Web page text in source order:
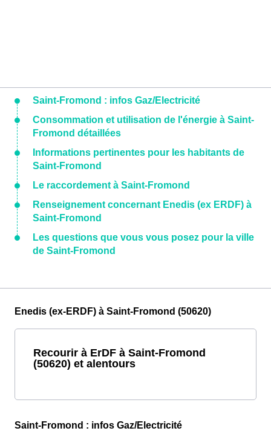
Saint-Fromond : infos Gaz/Electricité
Consommation et utilisation de l'énergie à Saint-
Fromond détaillées
Informations pertinentes pour les habitants de
Saint-Fromond
Le raccordement à Saint-Fromond
Renseignement concernant Enedis (ex ERDF) à
Saint-Fromond
Les questions que vous vous posez pour la ville
de Saint-Fromond
Enedis (ex-ERDF) à Saint-Fromond (50620)
Recourir à ErDF à Saint-Fromond
(50620) et alentours
Saint-Fromond : infos Gaz/Electricité